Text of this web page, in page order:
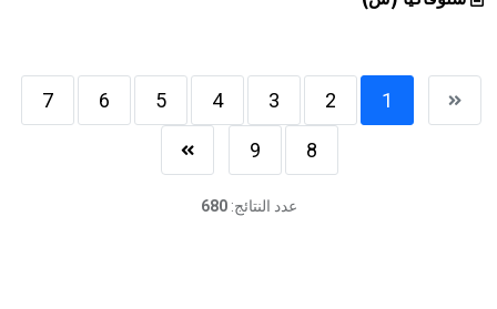
1
2
3
4
5
6
7
8
9
عدد النتائج:680